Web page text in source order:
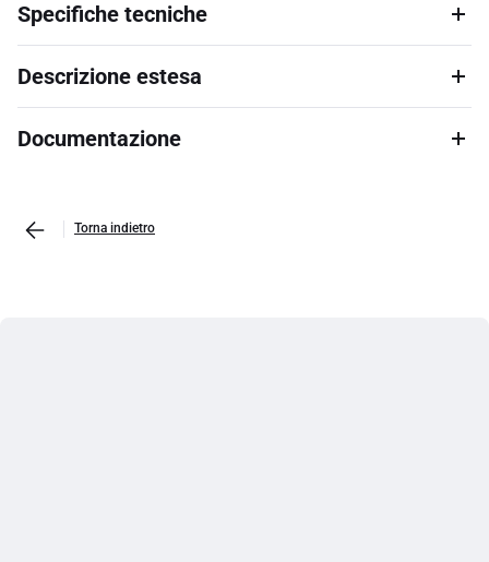
Specifiche tecniche
Descrizione estesa
Documentazione
Torna indietro